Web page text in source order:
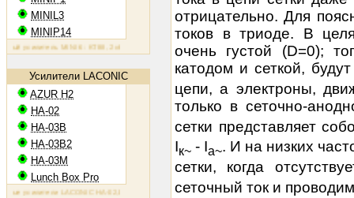
MINIL3
MINIP14
усилитель MINI 6: KT88, 2х60 Вт Ламповый усилитель MINIP1: 6AQ5, 2х10 Вт Ламповый усилитель
Усилители LACONIC
AZUR H2
HA-02
HA-03B
HA-03B2
HA-03M
Lunch Box Pro
усилители LACONIC HA-02,03B/B2/M: 6N6P, 2х1,2 Вт на 300 Ом
отрицательно. Для
токов в триоде. В
очень густой (D=0);
катодом и сеткой,
цепи, а электроны,
только в сеточно-
сетки пред­ставляет
Iк~ - Iа~. И на низких
сетки, когда
сеточный ток и